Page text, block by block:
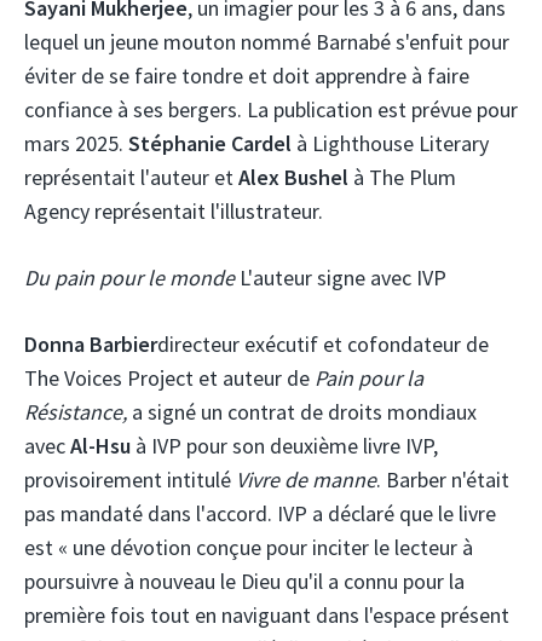
Sayani Mukherjee, un imagier pour les 3 à 6 ans, dans
lequel un jeune mouton nommé Barnabé s'enfuit pour
éviter de se faire tondre et doit apprendre à faire
confiance à ses bergers. La publication est prévue pour
mars 2025. Stéphanie Cardel à Lighthouse Literary
représentait l'auteur etAlex Bushel à The Plum
Agency représentait l'illustrateur.
Du pain pour le monde L'auteur signe avec IVP
Donna Barbierdirecteur exécutif et cofondateur de
The Voices Project et auteur de Pain pour la
Résistance, a signé un contrat de droits mondiaux
avecAl-Hsu à IVP pour son deuxième livre IVP,
provisoirement intitulé Vivre de manne. Barber n'était
pas mandaté dans l'accord. IVP a déclaré que le livre
est « une dévotion conçue pour inciter le lecteur à
poursuivre à nouveau le Dieu qu'il a connu pour la
première fois tout en naviguant dans l'espace présent